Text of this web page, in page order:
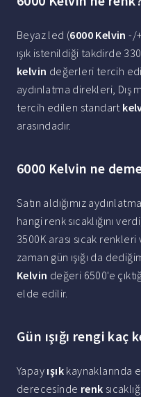
Beyaz led (6000 Kelvin -/
ışık istenildiği takdirde
kelvin değerleri tercih
aydınlatma direkleri, Dış
tercih edilen standart
arasındadır.
6000 Kelvin ne
Satın aldığımız
hangi renk sıcaklığını
3500K arası sıcak
zaman gün ışığı da
Kelvin değeri 6500'e
elde edilir.
Gün ışığı rengi kaç
Yapay ışık kaynaklarında
derecesinde renk